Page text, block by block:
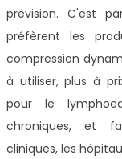
prévision. C'est
préfèrent les
compression
à utiliser, plus à
pour le
chroniques, et
cliniques, les